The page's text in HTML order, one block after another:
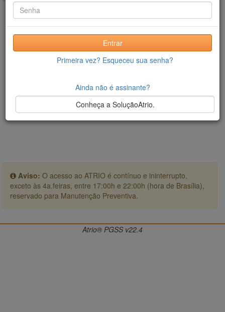
Aviso: O acesso ao ATRIO é contínuo e ininterrupto,
exceto às 4a.feiras, entre 17:00h e 22:00h (hora de Brasília),
reservado para Manutenção Preventiva.
Entrar
Primeira vez? Esqueceu sua senha?
Ainda não é assinante?
Conheça a SoluçãoAtrio.
Atrio® PGSS v22.4